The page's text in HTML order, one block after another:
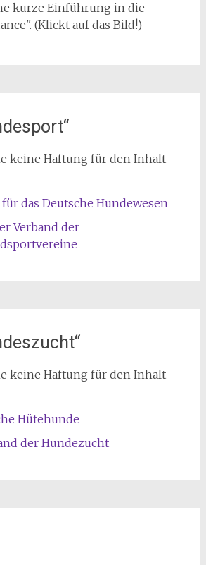
kurze Einführung in die
(Klickt auf das Bild!)
keine Haftung für den Inhalt
das Deutsche Hundewesen
Verband der
keine Haftung für den Inhalt
Hütehunde
der Hundezucht